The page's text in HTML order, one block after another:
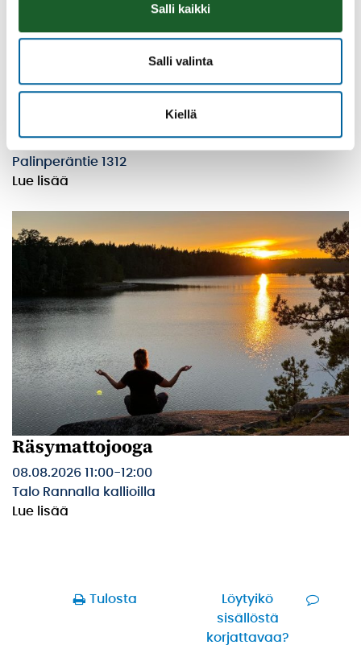
Salli kaikki
Salli valinta
Kiellä
Vatulanharjun Vestivaalit
08.08.2026 10:00-16:00
Palinperäntie 1312
Lue lisää
Räsymattojooga
08.08.2026 11:00-12:00
Talo Rannalla kallioilla
Lue lisää
Tulosta
Löytyikö
sisällöstä
korjattavaa?